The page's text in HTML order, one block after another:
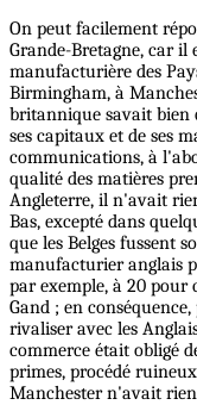
On peut facilement
Grande-Bretagne, car il
manufacturière des
Birmingham, à
britannique savait bien
ses capitaux et de ses
communications, à
qualité des matières
Angleterre, il n'avait
Bas, excepté dans
que les Belges fussent
manufacturier anglais
par exemple, à 20 pour
Gand ; en
rivaliser avec les
commerce était obligé
primes, procédé
Manchester n'avait